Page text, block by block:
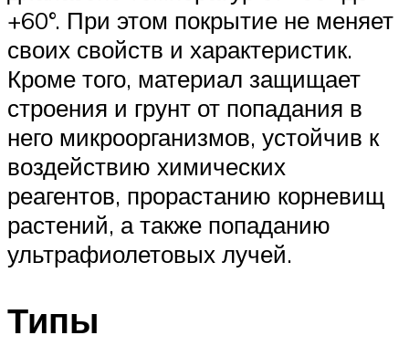
+60°. При этом покрытие не меняет
своих свойств и характеристик.
Кроме того, материал защищает
строения и грунт от попадания в
него микроорганизмов, устойчив к
воздействию химических
реагентов, прорастанию корневищ
растений, а также попаданию
ультрафиолетовых лучей.
Типы